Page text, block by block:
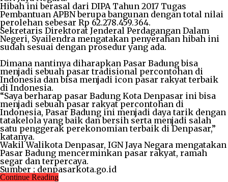
Hibah ini berasal dari DIPA Tahun 2017 Tugas
Pembantuan APBN berupa bangunan dengan total nilai
perolehan sebesar Rp 62.278.459.364.
Sekretaris Direktorat Jenderal Perdagangan Dalam
Negeri, Syailendra mengatakan penyerahan hibah ini
sudah sesuai dengan prosedur yang ada.
Dimana nantinya diharapkan Pasar Badung bisa
menjadi sebuah pasar tradisional percontohan di
Indonesia dan bisa menjadi icon pasar rakyat terbaik
di Indonesia.
“Saya berharap pasar Badung Kota Denpasar ini bisa
menjadi sebuah pasar rakyat percontohan di
Indonesia, Pasar Badung ini menjadi daya tarik dengan
tatakelola yang baik dan bersih serta menjadi salah
satu penggerak perekonomian terbaik di Denpasar,”
katanya.
Wakil Walikota Denpasar, IGN Jaya Negara mengatakan
Pasar Badung mencerminkan pasar rakyat, ramah
segar dan terpercaya.
Sumber ; denpasarkota.go.id
Continue Reading